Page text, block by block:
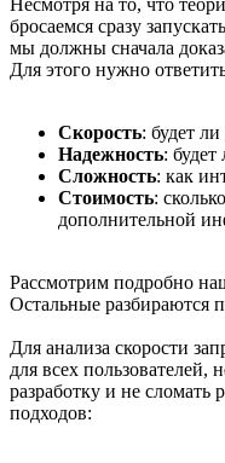
бросаемся сразу
мы должны сначала
Для этого нужно
Скорость: будет
Надежность: будет
Сложность: как
Стоимость:
дополнительной
Рассмотрим подробно
Остальные разбираются
Для анализа скорости
для всех пользователей,
разработку и не сломать
подходов: